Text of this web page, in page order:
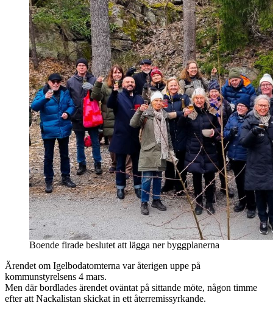
Boende firade beslutet att lägga ner byggplanerna
Ärendet om Igelbodatomterna var återigen uppe på
kommunstyrelsens 4 mars.
Men där bordlades ärendet oväntat på sittande möte, någon timme
efter att Nackalistan skickat in ett återremissyrkande.